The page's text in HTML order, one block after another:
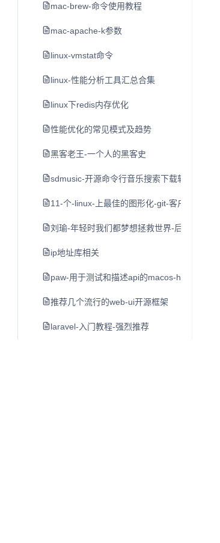
mac-brew-命令使用教程
mac-apache-k参数
linux-vmstat命令
linux-性能分析工具汇总合集
linux下redis内存优化
性能优化的常见模式及趋势
黑客老王-一个人的黑客史
sdmusic-开源命令行音乐搜索下载软件
11-个-linux-上最佳的图形化-git-客户端
刘瑜-年轻时我们都梦想拯救世界-后来
ip地址库相关
paw-用于测试和描述api的macos-http客户端
推荐几个流行的web-ui开源框架
laravel-入门教程-强烈推荐